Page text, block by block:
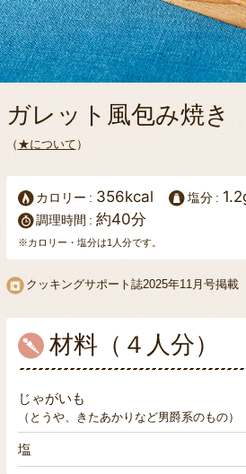
ガレット風包み焼き
（ ★について ）
カロリー 356kcal 塩分
調理時間 約40分
※カロリー・塩分は1人分です。
クッキングサポート誌2025年11月号掲載
材料（４人分）
じゃがいも
（とうや、きたあかりなど男爵系のもの）
塩